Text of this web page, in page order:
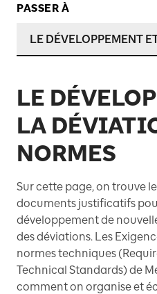
PASSER À
LE DÉVELOPPEMENT
LE
LA
NORMES
Sur cette page, on trouve
documents justificatifs
développement de
des déviations. Les
normes techniques
Technical Standards) de
comment on organise et